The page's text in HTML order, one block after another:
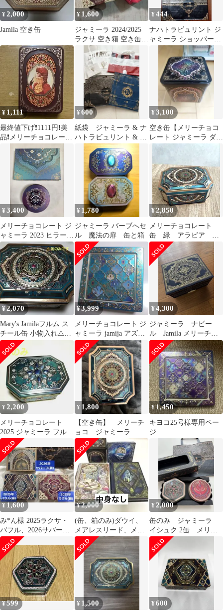
¥2,000
Jamila 空き缶
¥ 1,600
ジャミーラ 2024/2025
ラクサ 空き箱 空き缶
メリー
¥444
ナハトラビュリント ジ
ャミーラ ショッパーバ
ッグ 紙袋セット メリー
チョコレート
¥ 1,111
最終値下げ❗️1111円❗️美
品❗️メリーチョコレート
空き缶 キャラメル浪
¥600
紙袋 ジャミーラ & ナ
ハトラビュリント & 青
山デカーボ 計18枚
¥3,100
空き缶【メリーチョコ
レート ジャミーラ ダウ
イ】
¥3,400
メリーチョコレート ジ
ャミーラ 2023 ヒラール
バフル 空缶 Jamila
¥ 1,780
ジャミーラ バーブへセ
ル 魔法の扉 缶と箱
¥2,850
メリーチョコレート
缶 緑 アラビア ア
ラブ アラビアン グ
リーン バレンタイン
¥2,070
Mary's Jamilaフルム ス
チール缶 小物入れ⚠️缶
のみです
¥3,999
メリーチョコレート ジ
ャミーラ jamija アズラ
クジャミール 空き缶
¥4,300
ジャミーラ ナビー
ル Jamila メリーチョ
コレート 2026バレン
タイン
¥2,200
メリーチョコレート
2025 ジャミーラ フルム
缶のみ
¥ 1,800
【空き缶】 メリーチ
ョコ ジャミーラ
¥ 1,450
キヨコ25号様専用ペー
ジ
¥1,600
み*ん様 2025ラクサ・
バフル、2026サバー
フ ジャミーラ 缶・紙
袋
¥2,000
(缶、箱のみ)ダウイ、
メアレスリード、メア
レスミュートス、ヴァ
ールフィッシュ
¥ 2,000
缶のみ ジャミーラ
イシュク 2缶 メリー
チョコ 2026
¥599 ¥ 1,500 ¥600